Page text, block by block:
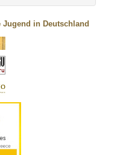
in Deutschland